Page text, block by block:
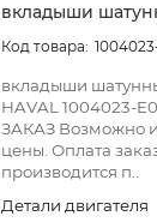
вкладыши
вкладыши
HAVAL 1004023-
ЗАКАЗ Возможно
цены. Оплата
производится п..
Детали двигателя